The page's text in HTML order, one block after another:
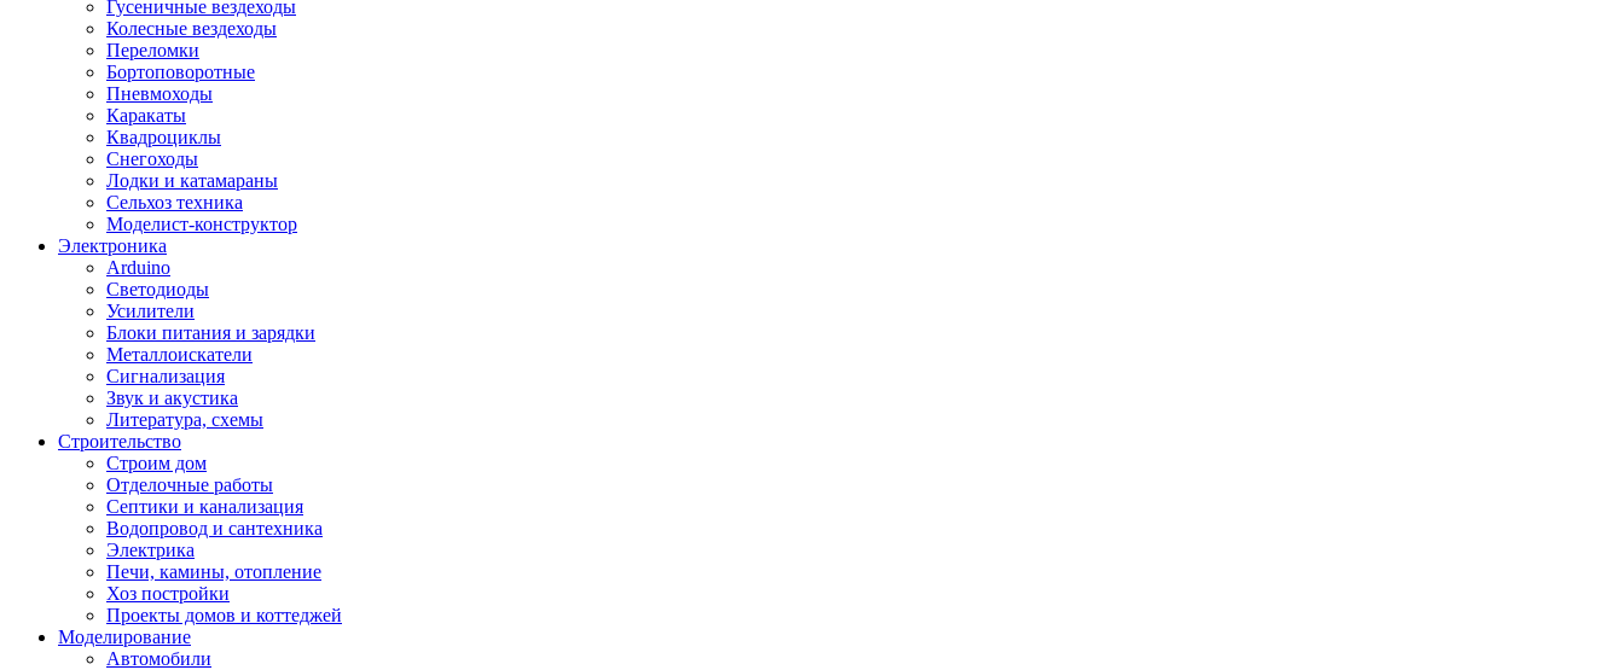
Гусеничные вездеходы
Колесные вездеходы
Переломки
Бортоповоротные
Пневмоходы
Каракаты
Квадроциклы
Снегоходы
Лодки и катамараны
Сельхоз техника
Моделист-конструктор
Электроника
Arduino
Светодиоды
Усилители
Блоки питания и зарядки
Металлоискатели
Сигнализация
Звук и акустика
Литература, схемы
Строительство
Строим дом
Отделочные работы
Септики и канализация
Водопровод и сантехника
Электрика
Печи, камины, отопление
Хоз постройки
Проекты домов и коттеджей
Моделирование
Автомобили